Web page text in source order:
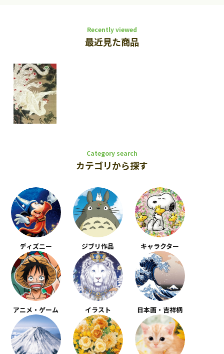
Recently viewed
最近見た商品
Category search
カテゴリから探す
ディズニー ジブリ作品 キャラクター
アニメ・ゲーム イラスト 日本画・吉祥柄